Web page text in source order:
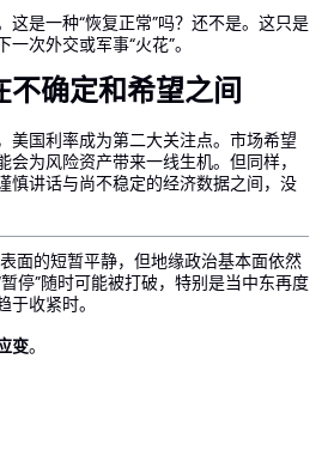
这是一种“恢复正常”吗？还不是。这只是
一次外交或军事“火花”。
不确定和希望之间
美国利率成为第二大关注点。市场希望
为风险资产带来一线生机。但同样，
慎讲话与尚不稳定的经济数据之间，没
面的短暂平静，但地缘政治基本面依然
停”随时可能被打破，特别是当中东再度
收紧时。
变。